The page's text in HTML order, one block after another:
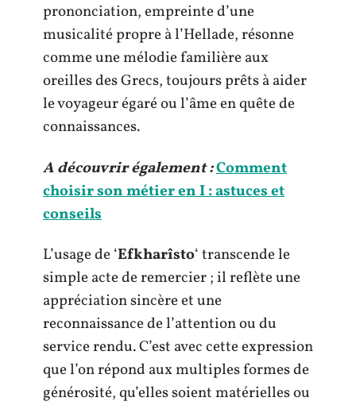
prononciation, empreinte d’une
musicalité propre à l’Hellade, résonne
comme une mélodie familière aux
oreilles des Grecs, toujours prêts à aider
le voyageur égaré ou l’âme en quête de
connaissances.
A découvrir également :Comment
choisir son métier en I : astuces et
conseils
L’usage de ‘Efkharîsto‘ transcende le
simple acte de remercier ; il reflète une
appréciation sincère et une
reconnaissance de l’attention ou du
service rendu. C’est avec cette expression
que l’on répond aux multiples formes de
générosité, qu’elles soient matérielles ou